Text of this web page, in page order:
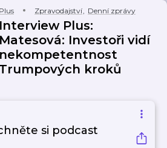
Plus Zpravodajství, Denní zprávy
Interview Plus:
Matesová: Investoři vidí
nekompetentnost
Trumpových kroků
si podcast